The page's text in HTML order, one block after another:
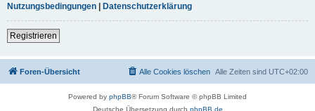
Nutzungsbedingungen | Datenschutzerklärung
Registrieren
Foren-Übersicht Alle Zeiten sind UTC+02:00
Alle Cookies löschen
Powered by phpBB® Forum Software © phpBB Limited
Deutsche Übersetzung durch phpBB.de